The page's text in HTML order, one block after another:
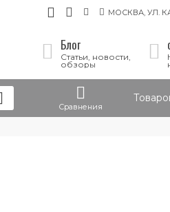
МОСКВА, УЛ.
Блог
Статьи, новости,
обзоры
Сравнения